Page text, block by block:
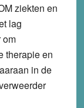
ziekten en
lag
om
therapie en
in de